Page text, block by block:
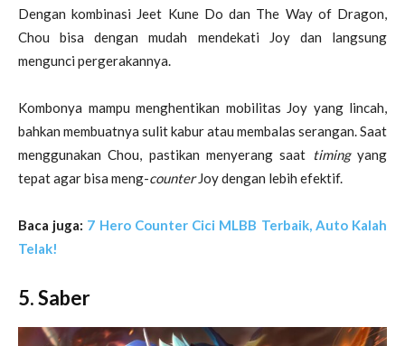
Dengan kombinasi Jeet Kune Do dan The Way of Dragon,
Chou bisa dengan mudah mendekati Joy dan langsung
mengunci pergerakannya.
Kombonya mampu menghentikan mobilitas Joy yang lincah,
bahkan membuatnya sulit kabur atau membalas serangan. Saat
menggunakan Chou, pastikan menyerang saat timingyang
tepat agar bisa meng-counterJoy dengan lebih efektif.
Baca juga: 7 Hero Counter Cici MLBB Terbaik, Auto Kalah
Telak!
5. Saber